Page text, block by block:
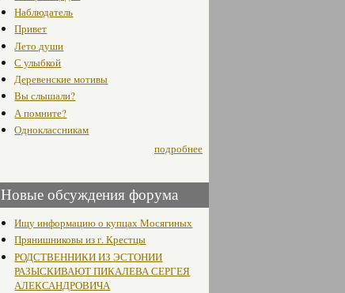
Наблюдатель
Привет
Лето души
С улыбкой
Деревенские мотивы
Вы слышали?
А помните?
Одноклассникам
подробнее
Новые обсуждения форума
Ищу информацию о купцах Мосягиных
Прянишниковы из г. Крестцы
РОДСТВЕННИКИ ИЗ ЭСТОНИИ
РАЗЫСКИВАЮТ ПИКАЛЕВА СЕРГЕЯ
АЛЕКСАНДРОВИЧА